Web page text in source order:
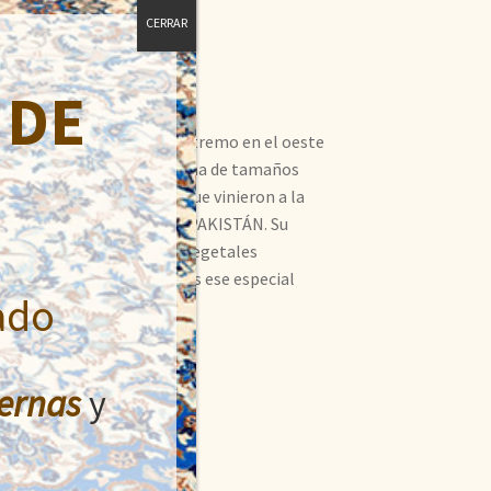
río y un distrito en el extremo en el oeste
observan una amplia gama de tamaños
los nómadas de Tirkic, que vinieron a la
se anudan a mano en PAKISTÁN. Su
se tinta con texturas vegetales
la piedra para otorgarles ese especial
y
CERRAR